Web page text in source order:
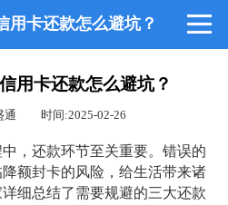
用卡还款怎么避坑？
用卡还款怎么避坑？
通 时间:2025-02-26
，还款环节至关重要。错误的
额封卡的风险，给生活带来诸
细总结了需要规避的三大还款